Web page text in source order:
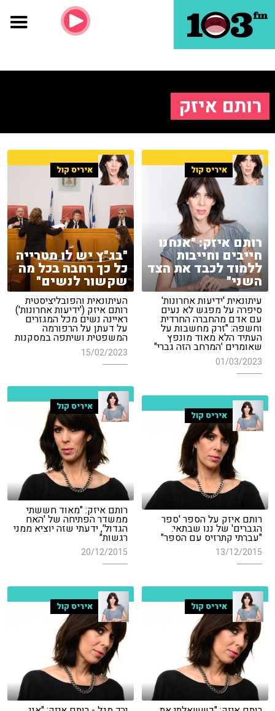
רותם איזק
איריס קול
רותם איזק: "אנחנו
חייבים וחייבות
ללמוד לכבד את הצד
השני"
עיתונאית 'ידיעות אחרונות'
סיפרה על מפגש לא נעים
עם אדם מהחברה החרדית
וחשפה: "זרק מחשבות על
העתיד הלא מאוד מונפץ
שאומרים 'המרחב הזה גברי"
01/03/2023
איריס קול
"בג"ץ יש לו מטרייה
כל כך רחבה בכל מה
שקשור לנשים"
העיתונאית והפובליציסטית
רותם איזק ('ידיעות אחרונות')
ראיינה נשים מכל המגזרים
על דעתן על הרפורמה
המשפטית ושיתפה במסקנות
15/02/2023
איריס קול
רותם איזק: "מאוד חששתי
ממשדר הפתיחה של 'האח
הגדול', ידעתי שזה יוציא ממני
רגשות"
20/12/2015
איריס קול
רותם איזק על הספר 'ספר
הגברים' של ננו שבתאי:
"עברתי קתרזיס עם הספר"
13/12/2015
איריס קול איריס קול